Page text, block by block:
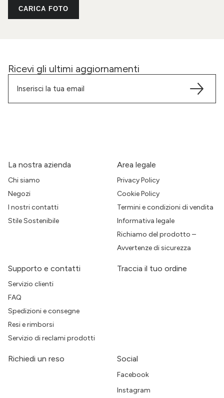
CARICA FOTO
Ricevi gli ultimi aggiornamenti
La nostra azienda
Chi siamo
Negozi
I nostri contatti
Stile Sostenibile
Area legale
Privacy Policy
Cookie Policy
Termini e condizioni di vendita
Informativa legale
Richiamo del prodotto –
Avvertenze di sicurezza
Supporto e contatti
Servizio clienti
FAQ
Spedizioni e consegne
Resi e rimborsi
Servizio di reclami prodotti
Traccia il tuo ordine
Richiedi un reso Social
Facebook
Instagram